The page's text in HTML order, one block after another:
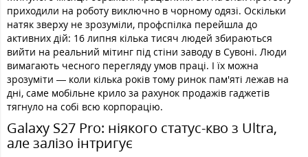
приходили на роботу виключно в чорному одязі. Оскільки
натяк зверху не зрозуміли, профспілка перейшла до
активних дій: 16 липня кілька тисяч людей збираються
вийти на реальний мітинг під стіни заводу в Сувоні. Люди
вимагають чесного перегляду умов праці. І їх можна
зрозуміти — коли кілька років тому ринок пам'яті лежав на
дні, саме мобільне крило за рахунок продажів гаджетів
тягнуло на собі всю корпорацію.
Galaxy S27 Pro: ніякого статус-кво з Ultra,
але залізо інтригує